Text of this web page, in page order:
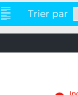
Trier par